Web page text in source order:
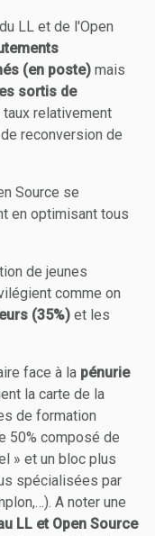
LL et de l'Open
(en poste) mais
sortis de
taux relativement
reconversion de
Source se
en optimisant tous
de jeunes
comme on
(35%) et les
face à la pénurie
la carte de la
de formation
50% composé de
» et un bloc plus
spécialisées par
A noter une
LL et Open Source